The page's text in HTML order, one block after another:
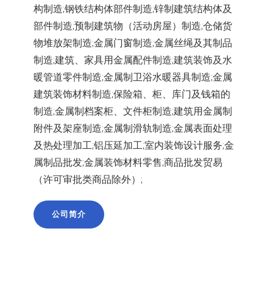
构制造;钢铁结构体部件制造;锌制建筑结构体及
部件制造;预制建筑物（活动房屋）制造;仓储货
物堆放架制造;金属门窗制造;金属丝绳及其制品
制造;建筑、家具用金属配件制造;建筑装饰及水
暖管道零件制造;金属制卫浴水暖器具制造;金属
建筑装饰材料制造;保险箱、柜、库门及钱箱的
制造;金属制档案柜、文件柜制造;建筑用金属制
附件及架座制造;金属制滑轨制造;金属表面处理
及热处理加工;铝压延加工;室内装饰设计服务;金
属制品批发;金属装饰材料零售;商品批发贸易
（许可审批类商品除外）;
公司简介